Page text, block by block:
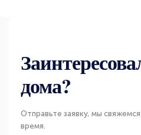
дома?
Отправьте заявку, мы
время.